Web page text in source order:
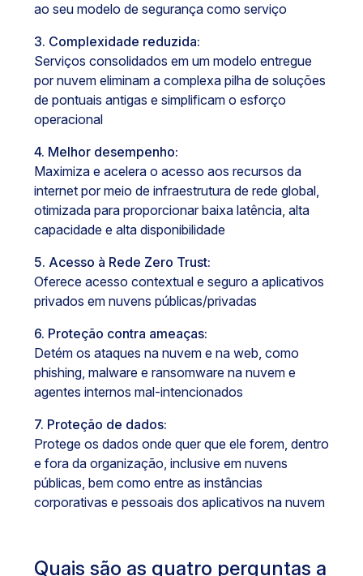
ao seu modelo de segurança como serviço
3. Complexidade reduzida:
Serviços consolidados em um modelo entregue
por nuvem eliminam a complexa pilha de soluções
de pontuais antigas e simplificam o esforço
operacional
4. Melhor desempenho:
Maximiza e acelera o acesso aos recursos da
internet por meio de infraestrutura de rede global,
otimizada para proporcionar baixa latência, alta
capacidade e alta disponibilidade
5. Acesso à Rede Zero Trust:
Oferece acesso contextual e seguro a aplicativos
privados em nuvens públicas/privadas
6. Proteção contra ameaças:
Detém os ataques na nuvem e na web, como
phishing, malware e ransomware na nuvem e
agentes internos mal-intencionados
7. Proteção de dados:
Protege os dados onde quer que ele forem, dentro
e fora da organização, inclusive em nuvens
públicas, bem como entre as instâncias
corporativas e pessoais dos aplicativos na nuvem
Quais são as quatro perguntas a